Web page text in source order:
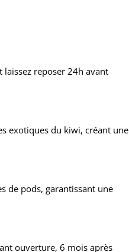
reposer 24h avant
exotiques du kiwi, créant une
de pods, garantissant une
ouverture, 6 mois après